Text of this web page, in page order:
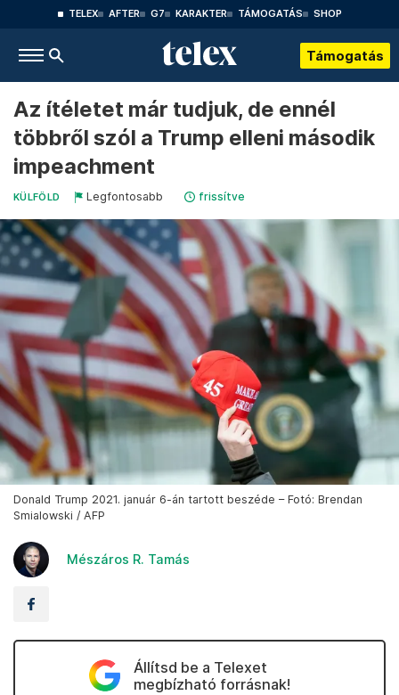
TELEX AFTER G7 KARAKTER TÁMOGATÁS SHOP
Támogatás
Az ítéletet már tudjuk, de ennél
többről szól a Trump elleni második
impeachment
KÜLFÖLD Legfontosabb frissítve
Donald Trump 2021. január 6-án tartott beszéde – Fotó: Brendan
Smialowski / AFP
Mészáros R. Tamás
Állítsd be a Telexet
megbízható forrásnak!